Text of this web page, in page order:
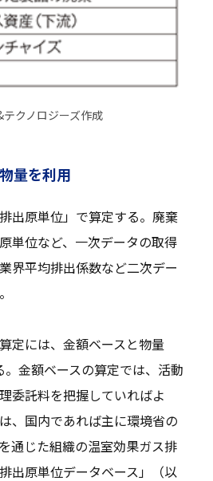
クノロジーズ作成
量を利用
出原単位」で算定する。廃棄
単位など、一次データの取得
界平均排出係数など二次デー
定には、金額ベースと物量
金額ベースの算定では、活動
委託料を把握していればよ
、国内であれば主に環境省の
通じた組織の温室効果ガス排
出原単位データベース」（以